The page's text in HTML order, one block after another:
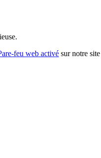
feu web activé sur notre